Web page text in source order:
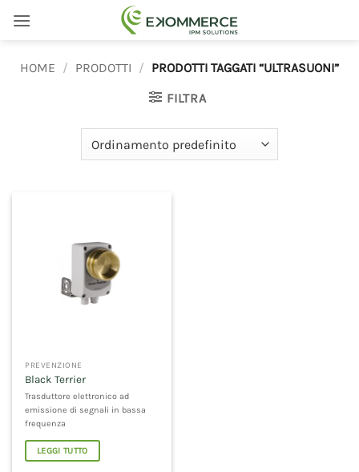
HOME / PRODOTTI / PRODOTTI TAGGATI “ULTRASUONI”
FILTRA
PREVENZIONE
Black Terrier
Trasduttore elettronico ad
emissione di segnali in bassa
frequenza
LEGGI TUTTO